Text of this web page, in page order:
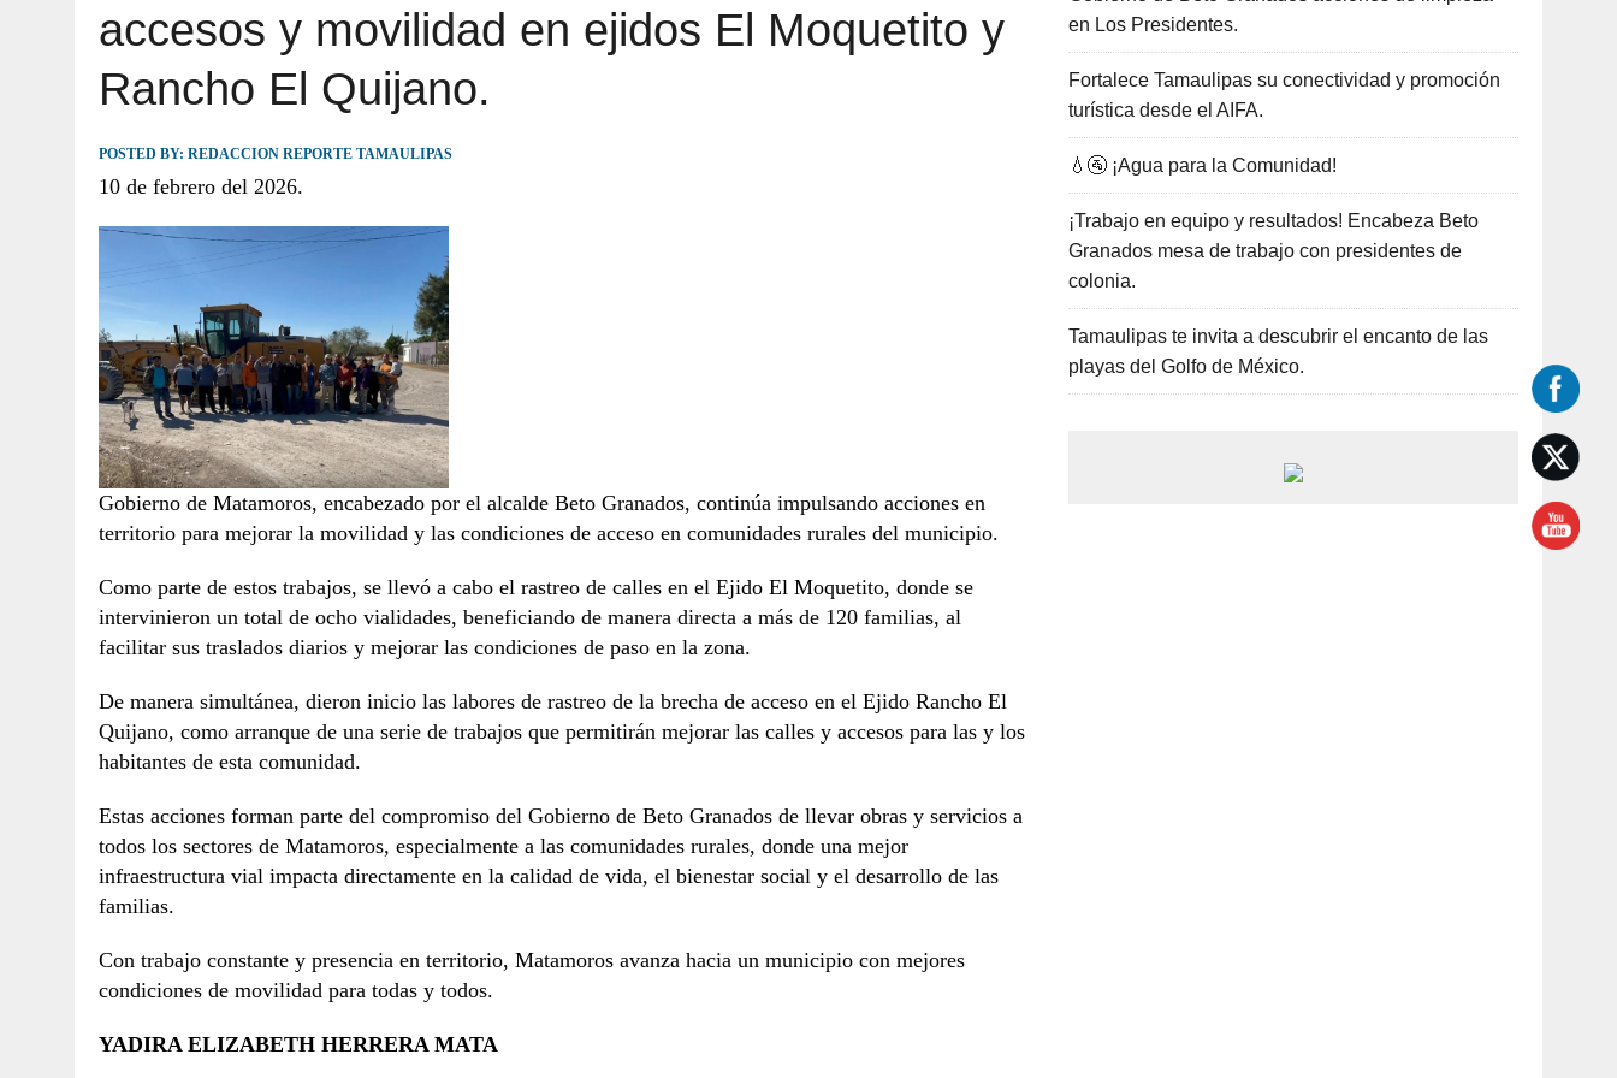
JULIO 30, 2026 TAMAULIPAS TE INVITA A DESCUBRIR EL ENCANTO DE LAS PLAYAS DEL GOLFO DE MÉXICO.
accesos y movilidad en ejidos El Moquetito y
Rancho El Quijano.
POSTED BY: REDACCION REPORTE TAMAULIPAS
10 de febrero del 2026.
Gobierno de Matamoros, encabezado por el alcalde Beto Granados, continúa impulsando acciones en
territorio para mejorar la movilidad y las condiciones de acceso en comunidades rurales del municipio.
Como parte de estos trabajos, se llevó a cabo el rastreo de calles en el Ejido El Moquetito, donde se
intervinieron un total de ocho vialidades, beneficiando de manera directa a más de 120 familias, al
facilitar sus traslados diarios y mejorar las condiciones de paso en la zona.
De manera simultánea, dieron inicio las labores de rastreo de la brecha de acceso en el Ejido Rancho El
Quijano, como arranque de una serie de trabajos que permitirán mejorar las calles y accesos para las y los
habitantes de esta comunidad.
Estas acciones forman parte del compromiso del Gobierno de Beto Granados de llevar obras y servicios a
todos los sectores de Matamoros, especialmente a las comunidades rurales, donde una mejor
infraestructura vial impacta directamente en la calidad de vida, el bienestar social y el desarrollo de las
familias.
Con trabajo constante y presencia en territorio, Matamoros avanza hacia un municipio con mejores
condiciones de movilidad para todas y todos.
YADIRA ELIZABETH HERRERA MATA
en Los Presidentes.
Fortalece Tamaulipas su conectividad y promoción
turística desde el AIFA.
💧🚰 ¡Agua para la Comunidad!
¡Trabajo en equipo y resultados! Encabeza Beto
Granados mesa de trabajo con presidentes de
colonia.
Tamaulipas te invita a descubrir el encanto de las
playas del Golfo de México.